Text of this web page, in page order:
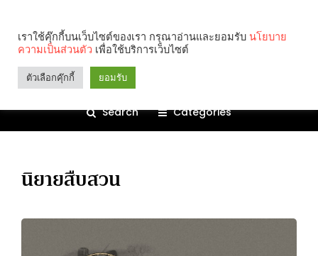
Search Categories
นิยายสืบสวน
เราใช้คุ๊กกี้บนเว็บไซต์ของเรา กรุณาอ่านและยอมรับ นโยบาย
ความเป็นส่วนตัว เพื่อใช้บริการเว็บไซต์
ตัวเลือกคุ๊กกี้ ยอมรับ